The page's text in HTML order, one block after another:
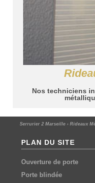
Nos techniciens
Serrurier 2 Marseille › Rideaux
PLAN DU SITE
Ouverture de porte
Porte blindée